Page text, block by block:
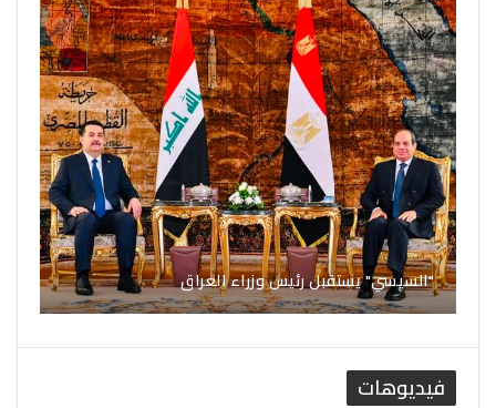
"السيسي" يستقبل رئيس وزراء العراق
فيديوهات